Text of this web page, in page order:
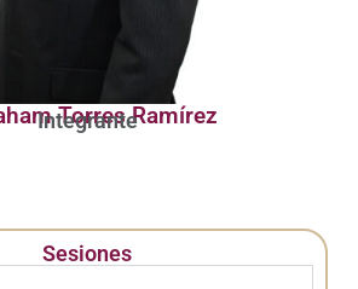
Torres Ramírez
Integrante
Sesiones